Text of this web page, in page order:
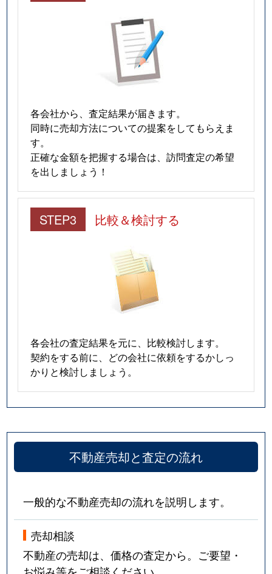
各会社から、査定結果が届きます。
同時に売却方法についての提案をしてもらえま
す。
正確な金額を把握する場合は、訪問査定の希望
を出しましょう！
STEP3 比較＆検討する
各会社の査定結果を元に、比較検討します。
契約をする前に、どの会社に依頼をするかしっ
かりと検討しましょう。
不動産売却と査定の流れ
一般的な不動産売却の流れを説明します。
売却相談
不動産の売却は、価格の査定から。ご要望・
お悩み等をご相談ください。